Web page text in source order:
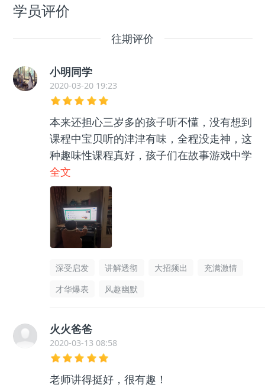
学员评价
往期评价
小明同学
2020-03-20 19:23
本来还担心三岁多的孩子听不懂，没有想到
课程中宝贝听的津津有味，全程没走神，这
种趣味性课程真好，孩子们在故事游戏中学
会围棋和数学知识，还能学会成语。
全文
深受启发 讲解透彻 大招频出
充满激情
才华爆表
风趣幽默
火火爸爸
2020-03-13 08:58
老师讲得挺好，很有趣！